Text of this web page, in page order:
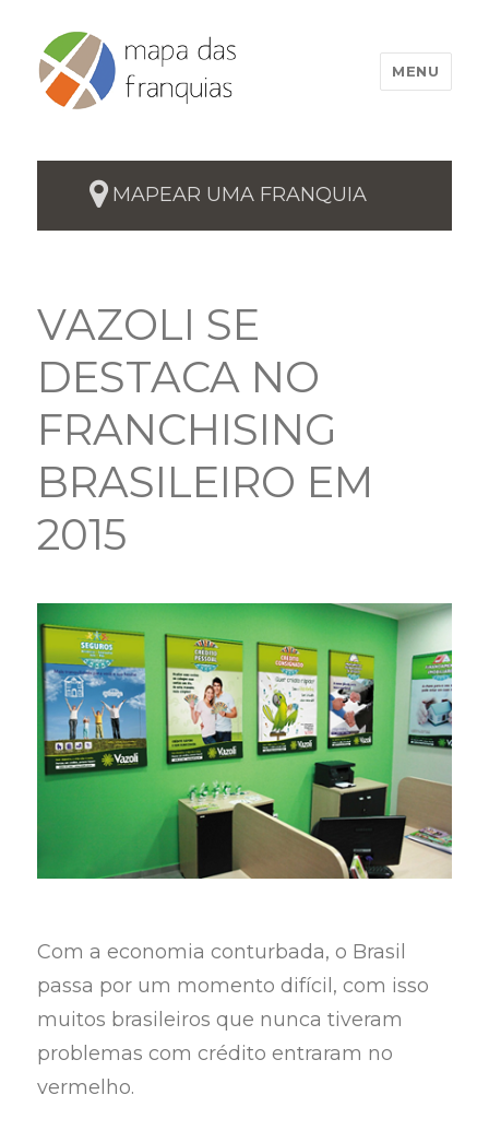
MENU
MAPEAR UMA FRANQUIA
VAZOLI SE
DESTACA NO
FRANCHISING
BRASILEIRO EM
2015
Com a economia conturbada, o Brasil
passa por um momento difícil, com isso
muitos brasileiros que nunca tiveram
problemas com crédito entraram no
vermelho.